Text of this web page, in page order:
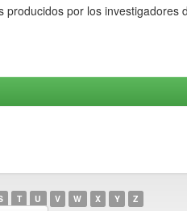
por los investigadores
T U V W X Y Z